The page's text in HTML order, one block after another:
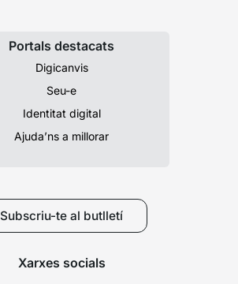
Portals destacats
Digicanvis
Seu-e
Identitat digital
Ajuda’ns a millorar
Subscriu-te al butlletí
Xarxes socials